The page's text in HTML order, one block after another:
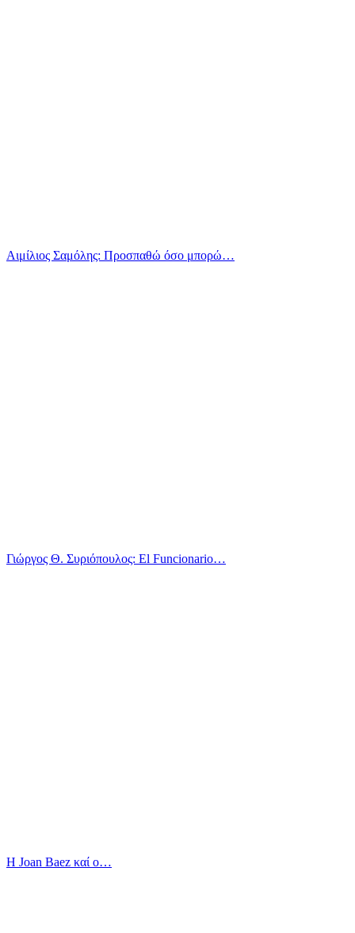
Αιμίλιος Σαμόλης: Προσπαθώ όσο μπορώ…
Γιώργος Θ. Συριόπουλος: El Funcionario…
Η Joan Baez καί ο…